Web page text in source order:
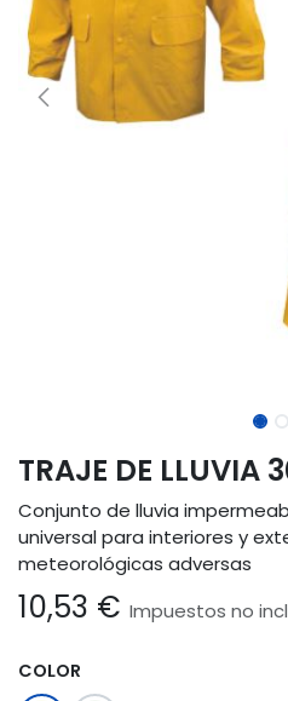
TRAJE DE LLUVIA
Conjunto de lluvia
universal para interiores y
meteorológicas adversas
10,53 € Impuestos no
COLOR